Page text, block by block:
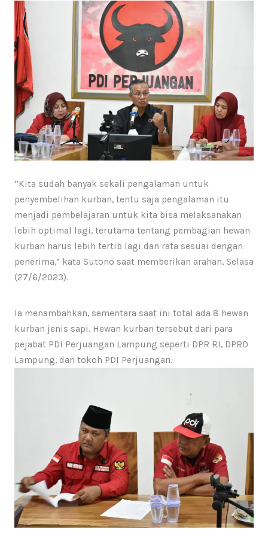
“Kita sudah banyak sekali pengalaman untuk
penyembelihan kurban, tentu saja pengalaman itu
menjadi pembelajaran untuk kita bisa melaksanakan
lebih optimal lagi, terutama tentang pembagian hewan
kurban harus lebih tertib lagi dan rata sesuai dengan
penerima,” kata Sutono saat memberikan arahan, Selasa
(27/6/2023).
Ia menambahkan, sementara saat ini total ada 8 hewan
kurban jenis sapi. Hewan kurban tersebut dari para
pejabat PDI Perjuangan Lampung seperti DPR RI, DPRD
Lampung, dan tokoh PDI Perjuangan.